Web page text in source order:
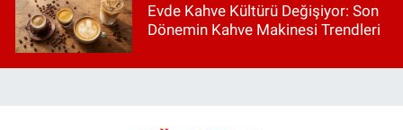
Evde Kahve Kültürü Değişiyor: Son
Dönemin Kahve Makinesi Trendleri